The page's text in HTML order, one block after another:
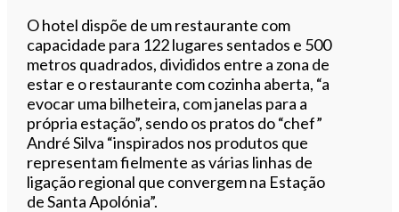
O hotel dispõe de um restaurante com
capacidade para 122 lugares sentados e 500
metros quadrados, divididos entre a zona de
estar e o restaurante com cozinha aberta, “a
evocar uma bilheteira, com janelas para a
própria estação”, sendo os pratos do “chef”
André Silva “inspirados nos produtos que
representam fielmente as várias linhas de
ligação regional que convergem na Estação
de Santa Apolónia”.